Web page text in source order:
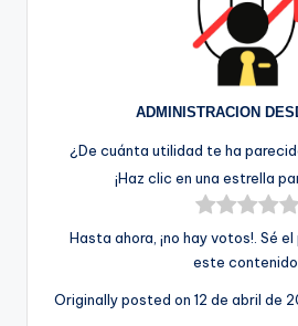
ADMINISTRACION
¿De cuánta utilidad te ha
¡Haz clic en una estrella
Hasta ahora, ¡no hay votos!. Sé
este contenido.
Originally posted on 12 de abril de